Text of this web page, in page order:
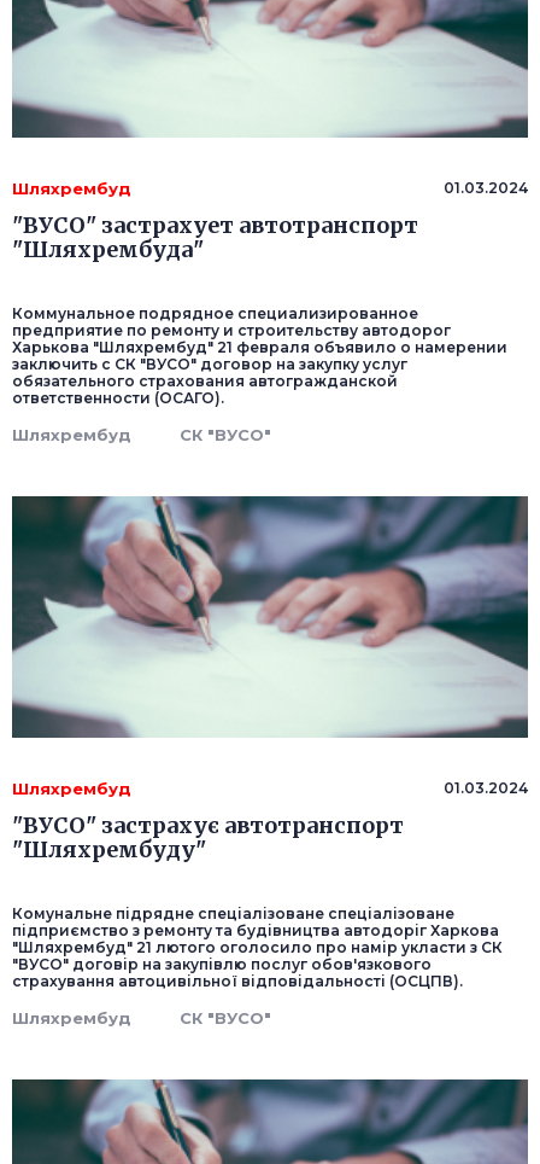
Шляхрембуд 01.03.2024
"ВУСО" застрахует автотранспорт
"Шляхрембуда"
Коммунальное подрядное специализированное
предприятие по ремонту и строительству автодорог
Харькова "Шляхрембуд" 21 февраля объявило о намерении
заключить с СК "ВУСО" договор на закупку услуг
обязательного страхования автогражданской
ответственности (ОСАГО).
Шляхрембуд СК "ВУСО"
Шляхрембуд 01.03.2024
"ВУСО" застрахує автотранспорт
"Шляхрембуду"
Комунальне підрядне спеціалізоване спеціалізоване
підприємство з ремонту та будівництва автодоріг Харкова
"Шляхрембуд" 21 лютого оголосило про намір укласти з СК
"ВУСО" договір на закупівлю послуг обов'язкового
страхування автоцивільної відповідальності (ОСЦПВ).
Шляхрембуд СК "ВУСО"